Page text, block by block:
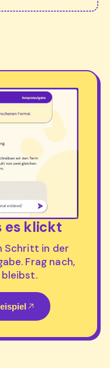
es klickt
Schritt in der
Frag nach,
bleibst.